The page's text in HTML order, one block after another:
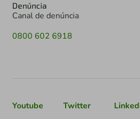
Denúncia
Canal de denúncia
0800 602 6918
Youtube Twitter